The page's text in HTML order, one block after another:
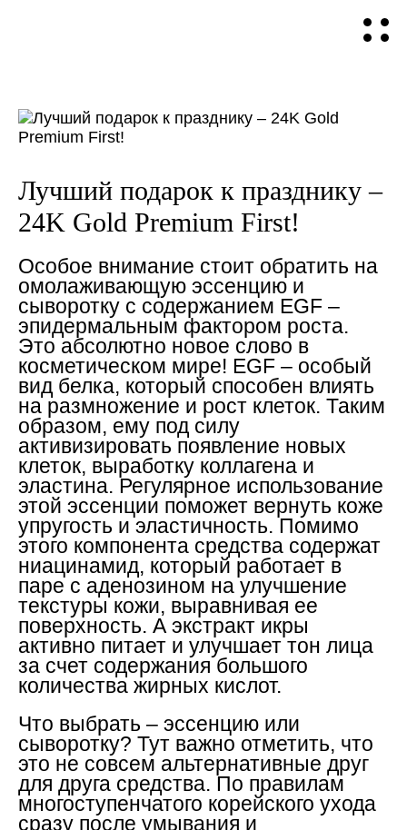
Лучший подарок к празднику –
24K Gold Premium First!
Особое внимание стоит обратить на
омолаживающую эссенцию и
сыворотку с содержанием EGF –
эпидермальным фактором роста.
Это абсолютно новое слово в
косметическом мире! EGF – особый
вид белка, который способен влиять
на размножение и рост клеток. Таким
образом, ему под силу
активизировать появление новых
клеток, выработку коллагена и
эластина. Регулярное использование
этой эссенции поможет вернуть коже
упругость и эластичность. Помимо
этого компонента средства содержат
ниацинамид, который работает в
паре с аденозином на улучшение
текстуры кожи, выравнивая ее
поверхность. А экстракт икры
активно питает и улучшает тон лица
за счет содержания большого
количества жирных кислот.
Что выбрать – эссенцию или
сыворотку? Тут важно отметить, что
это не совсем альтернативные друг
для друга средства. По правилам
многоступенчатого корейского ухода
сразу после умывания и